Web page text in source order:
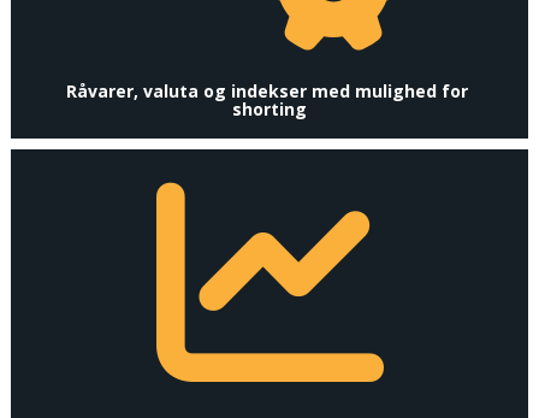
Råvarer, valuta og indekser med mulighed for
shorting